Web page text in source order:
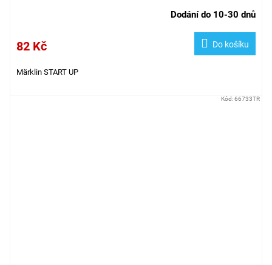
Dodání do 10-30 dnů
82 Kč Do košíku
Märklin START UP
Kód:66733TR